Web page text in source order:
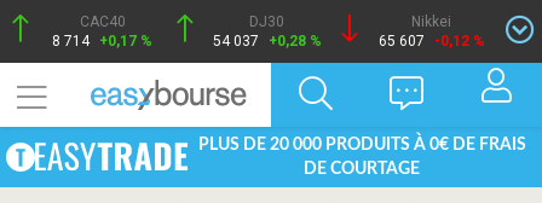
CAC40
8 714 +0,17 %
DJ30
54 037
+0,28 %
Nikkei
65 607
-0,12 %
PLUS DE 20 000 PRODUITS À 0€ DE FRAIS
DE COURTAGE